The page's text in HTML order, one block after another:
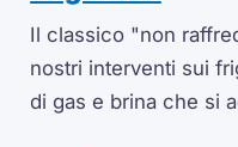
Il classico "non
nostri interventi sui
di gas e brina che si